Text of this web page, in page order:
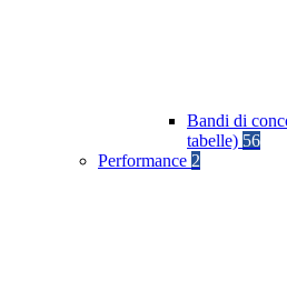
Bandi di
tabelle) 56
Performance 2